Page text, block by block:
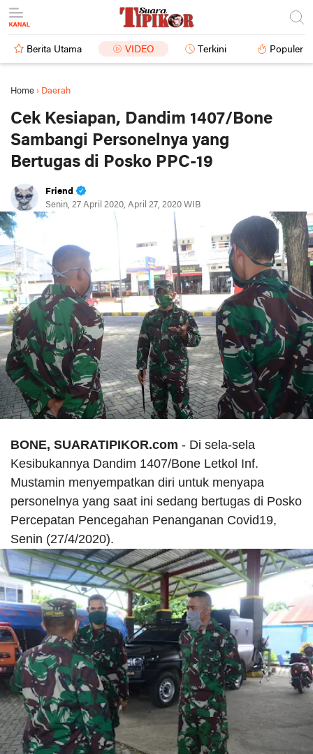
Berita Utama VIDEO Terkini Populer
Home › Daerah
Cek Kesiapan, Dandim 1407/Bone
Sambangi Personelnya yang
Bertugas di Posko PPC-19
Friend
Senin, 27 April 2020, April 27, 2020 WIB
BONE, SUARATIPIKOR.com - Di sela-sela
Kesibukannya Dandim 1407/Bone Letkol Inf.
Mustamin menyempatkan diri untuk menyapa
personelnya yang saat ini sedang bertugas di Posko
Percepatan Pencegahan Penanganan Covid19,
Senin (27/4/2020).